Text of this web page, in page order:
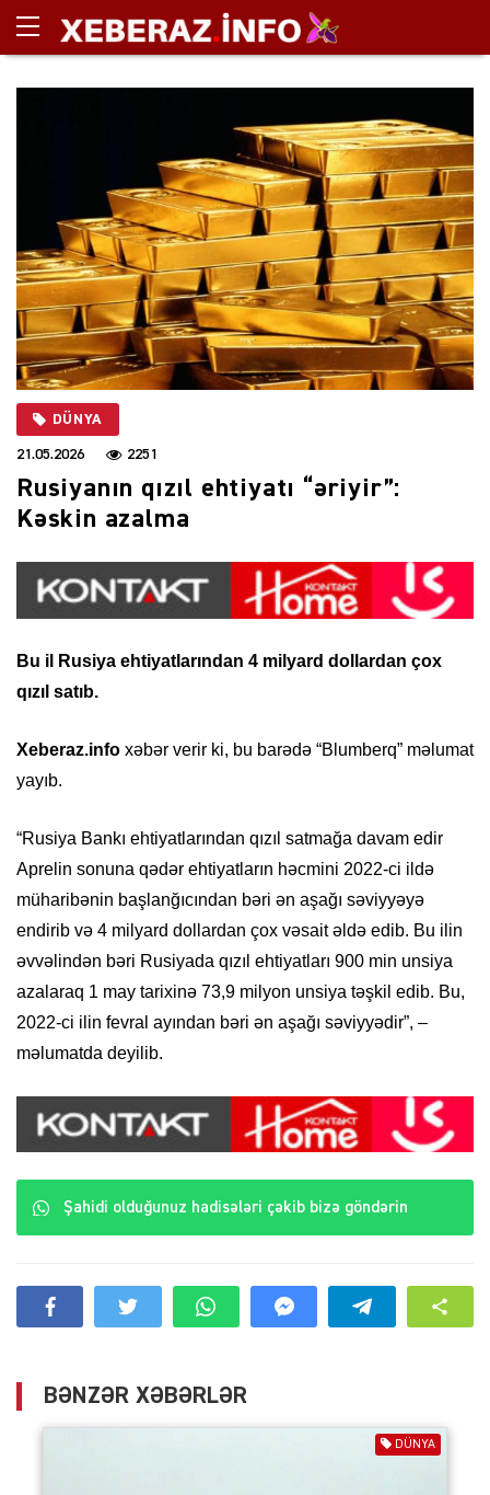
DÜNYA
21.05.2026 2251
Rusiyanın qızıl ehtiyatı “əriyir”:
Kəskin azalma
Bu il Rusiya ehtiyatlarından 4 milyard dollardan çox
qızıl satıb.
Xeberaz.info xəbər verir ki, bu barədə “Blumberq” məlumat
yayıb.
“Rusiya Bankı ehtiyatlarından qızıl satmağa davam edir
Aprelin sonuna qədər ehtiyatların həcmini 2022-ci ildə
müharibənin başlanğıcından bəri ən aşağı səviyyəyə
endirib və 4 milyard dollardan çox vəsait əldə edib. Bu ilin
əvvəlindən bəri Rusiyada qızıl ehtiyatları 900 min unsiya
azalaraq 1 may tarixinə 73,9 milyon unsiya təşkil edib. Bu,
2022-ci ilin fevral ayından bəri ən aşağı səviyyədir”, –
məlumatda deyilib.
Şahidi olduğunuz hadisələri çəkib bizə göndərin
BƏNZƏR XƏBƏRLƏR
DÜNYA